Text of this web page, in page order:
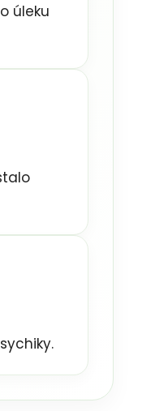
úleku